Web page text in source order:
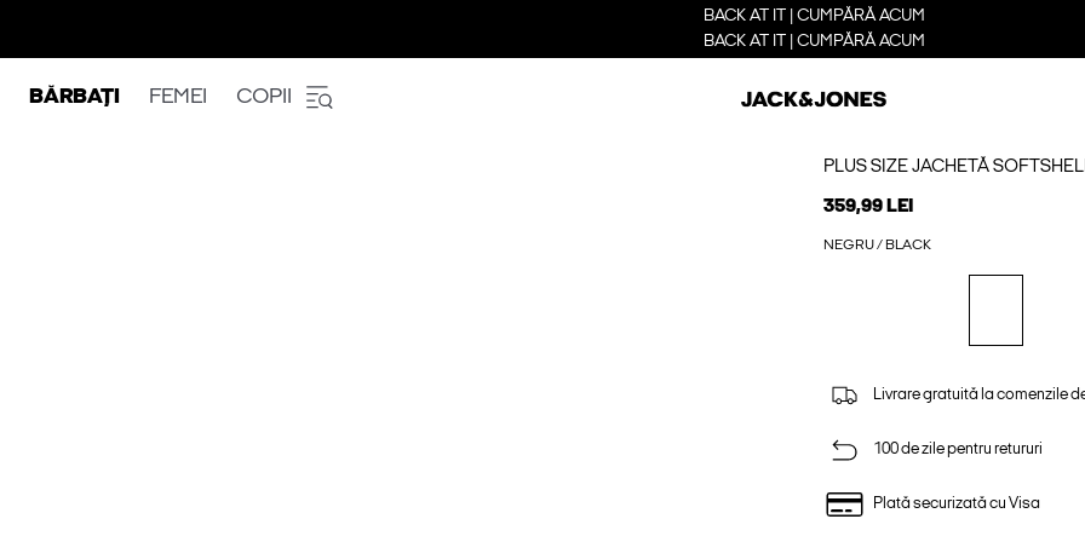
BACK AT IT | CUMPĂRĂ ACUM
BACK AT IT | CUMPĂRĂ ACUM
BĂRBAȚI FEMEI COPII
PLUS SIZE JACHETĂ
359,99 LEI
NEGRU / BLACK
Livrare gratuită la comenzile
100 de zile pentru retururi
Plată securizată cu Visa